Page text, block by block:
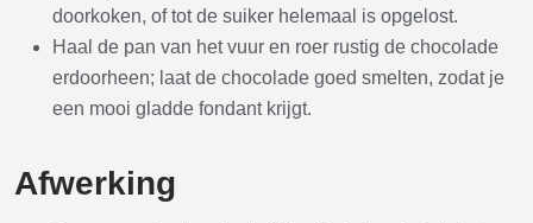
doorkoken, of tot de suiker helemaal is opgelost.
Haal de pan van het vuur en roer rustig de chocolade
erdoorheen; laat de chocolade goed smelten, zodat je
een mooi gladde fondant krijgt.
Afwerking